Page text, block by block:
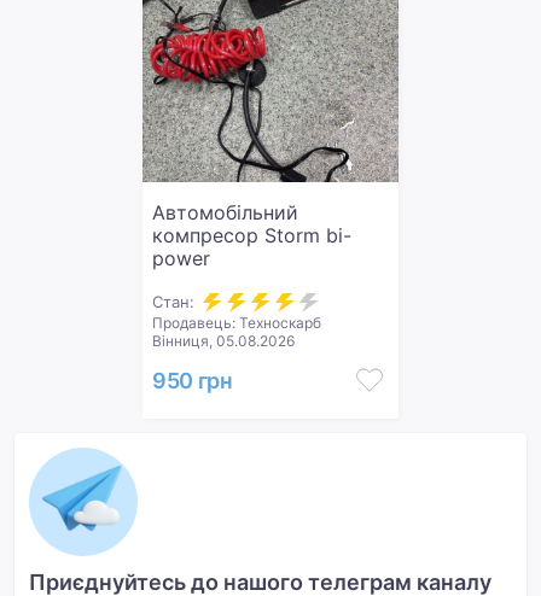
Автомобільний
компресор Storm bi-
power
Стан:
Продавець: Техноскарб
Вінниця, 05.08.2026
950 грн
Приєднуйтесь до нашого телеграм каналу